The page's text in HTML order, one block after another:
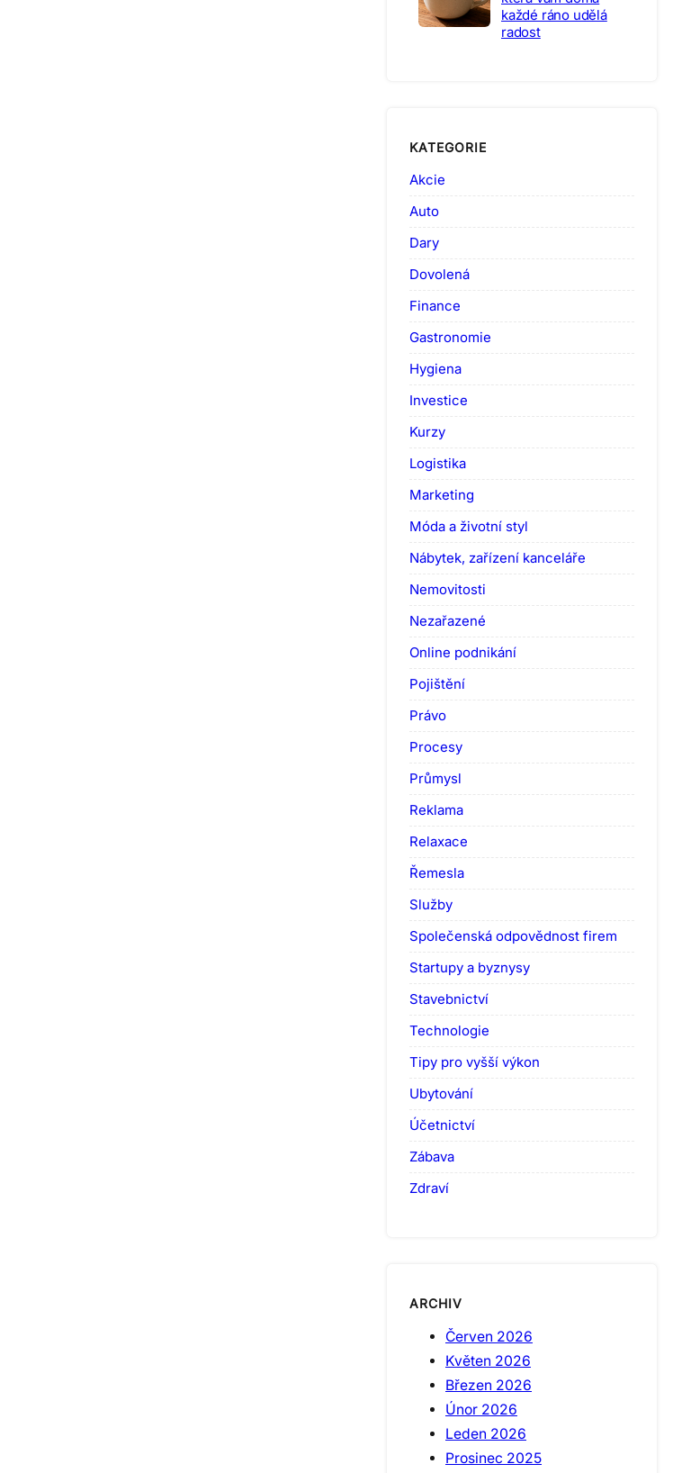
každé ráno udělá
radost
KATEGORIE
Akcie
Auto
Dary
Dovolená
Finance
Gastronomie
Hygiena
Investice
Kurzy
Logistika
Marketing
Móda a životní styl
Nábytek, zařízení kanceláře
Nemovitosti
Nezařazené
Online podnikání
Pojištění
Právo
Procesy
Průmysl
Reklama
Relaxace
Řemesla
Služby
Společenská odpovědnost firem
Startupy a byznysy
Stavebnictví
Technologie
Tipy pro vyšší výkon
Ubytování
Účetnictví
Zábava
Zdraví
ARCHIV
Červen 2026
Květen 2026
Březen 2026
Únor 2026
Leden 2026
Prosinec 2025